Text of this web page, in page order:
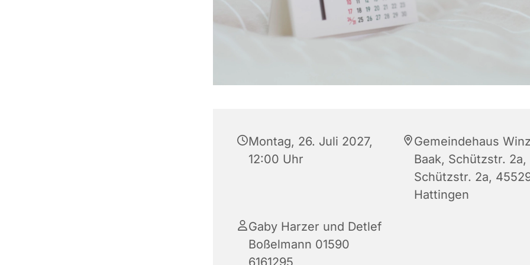
Montag, 26. Juli 2027,
12:00 Uhr
Gemeindehaus
Baak, Schützstr. 2a,
Schützstr. 2a,
Hattingen
Gaby Harzer und Detlef
Boßelmann 01590
6161295